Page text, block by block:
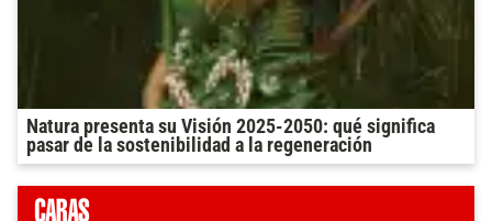
Natura presenta su Visión 2025-2050: qué significa
pasar de la sostenibilidad a la regeneración